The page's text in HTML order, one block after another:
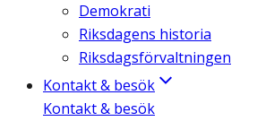
Demokrati
Riksdagens historia
Riksdagsförvaltningen
Kontakt & besök
Kontakt & besök